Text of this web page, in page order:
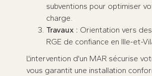
subventions pour optimiser
charge.
Travaux : Orientation vers
RGE de confiance en Ille-et-
L'intervention d'un MAR sécurise
vous garantit une installation